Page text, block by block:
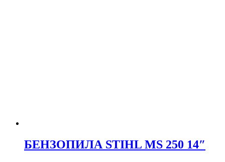
БЕНЗОПИЛА STIHL MS 250 14″